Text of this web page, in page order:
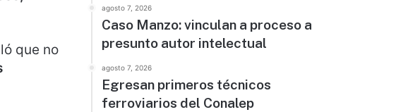
que no
agosto 7, 2026
Caso Manzo: vinculan a proceso a
presunto autor intelectual
agosto 7, 2026
Egresan primeros técnicos
ferroviarios del Conalep